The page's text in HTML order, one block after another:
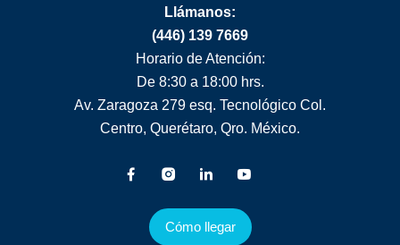
Llámanos:
(446) 139 7669
Horario de Atención:
De 8:30 a 18:00 hrs.
Av. Zaragoza 279 esq. Tecnológico Col.
Centro, Querétaro, Qro. México.
Cómo llegar